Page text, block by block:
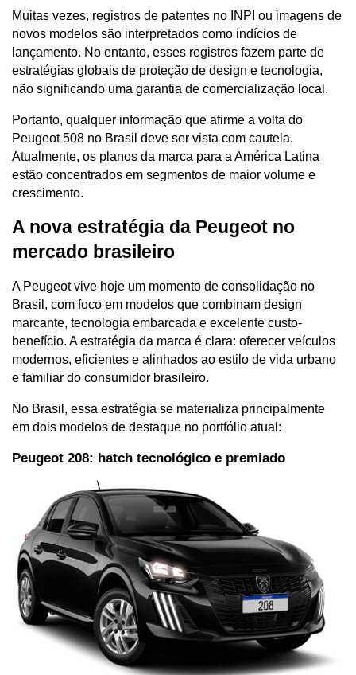
Muitas vezes, registros de patentes no INPI ou imagens de
novos modelos são interpretados como indícios de
lançamento. No entanto, esses registros fazem parte de
estratégias globais de proteção de design e tecnologia,
não significando uma garantia de comercialização local.
Portanto, qualquer informação que afirme a volta do
Peugeot 508 no Brasil deve ser vista com cautela.
Atualmente, os planos da marca para a América Latina
estão concentrados em segmentos de maior volume e
crescimento.
A nova estratégia da Peugeot no
mercado brasileiro
A Peugeot vive hoje um momento de consolidação no
Brasil, com foco em modelos que combinam design
marcante, tecnologia embarcada e excelente custo-
benefício. A estratégia da marca é clara: oferecer veículos
modernos, eficientes e alinhados ao estilo de vida urbano
e familiar do consumidor brasileiro.
No Brasil, essa estratégia se materializa principalmente
em dois modelos de destaque no portfólio atual:
Peugeot 208: hatch tecnológico e premiado